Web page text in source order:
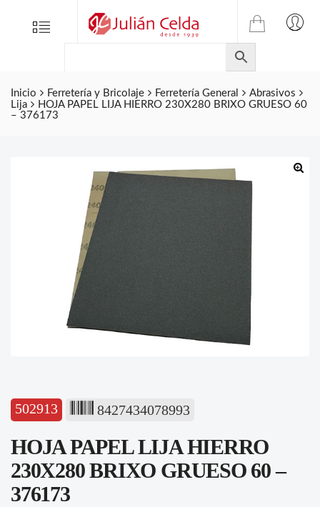
Menu
TIENDA
ONLINE
DE
JULIAN
CELDA
Inicio Ferretería y Bricolaje Ferretería General
Abrasivos
Lija
HOJA PAPEL LIJA HIERRO 230X280 BRIXO GRUESO 60
– 376173
502913 8427434078993
HOJA PAPEL LIJA HIERRO
230X280 BRIXO GRUESO 60 –
376173
Folletos
Contacto